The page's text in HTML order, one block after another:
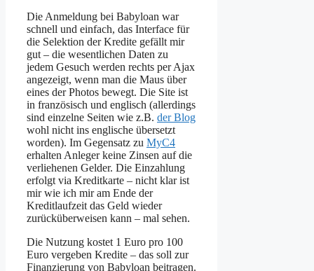
Die Anmeldung bei Babyloan war
schnell und einfach, das Interface für
die Selektion der Kredite gefällt mir
gut – die wesentlichen Daten zu
jedem Gesuch werden rechts per Ajax
angezeigt, wenn man die Maus über
eines der Photos bewegt. Die Site ist
in französisch und englisch (allerdings
sind einzelne Seiten wie z.B. der Blog
wohl nicht ins englische übersetzt
worden). Im Gegensatz zu MyC4
erhalten Anleger keine Zinsen auf die
verliehenen Gelder. Die Einzahlung
erfolgt via Kreditkarte – nicht klar ist
mir wie ich mir am Ende der
Kreditlaufzeit das Geld wieder
zurücküberweisen kann – mal sehen.
Die Nutzung kostet 1 Euro pro 100
Euro vergeben Kredite – das soll zur
Finanzierung von Babyloan beitragen.